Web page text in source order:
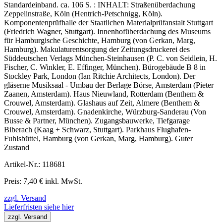
Standardeinband. ca. 106 S. : INHALT: Straßenüberdachung
Zeppelinstraße, Köln (Hentrich-Petschnigg, Köln).
Komponentenprüfhalle der Staatlichen Materialprüfanstalt Stuttgart
(Friedrich Wagner, Stuttgart). Innenhofüberdachung des Museums
für Hamburgische Geschichte, Hamburg (von Gerkan, Marg,
Hamburg). Makulaturentsorgung der Zeitungsdruckerei des
Süddeutschen Verlags München-Steinhausen (P. C. von Seidlein, H.
Fischer, C. Winkler, E. Effinger, München). Bürogebäude B 8 in
Stockley Park, London (Ian Ritchie Architects, London). Der
gläserne Musiksaal - Umbau der Berlage Börse, Amsterdam (Pieter
Zaanen, Amsterdam). Haus Nieuwland, Rotterdam (Benthem &
Crouwel, Amsterdam). Glashaus auf Zeit, Almere (Benthem &
Crouwel, Amsterdam). Gnadenkirche, Würzburg-Sanderau (Von
Busse & Partner, München). Zugangsbauwerke, Tiefgarage
Biberach (Kaag + Schwarz, Stuttgart). Parkhaus Flughafen-
Fuhlsbüttel, Hamburg (von Gerkan, Marg, Hamburg). Guter
Zustand
Artikel-Nr.: 118681
Preis: 7,40 € inkl. MwSt.
zzgl. Versand
Lieferfristen siehe hier
zzgl. Versand